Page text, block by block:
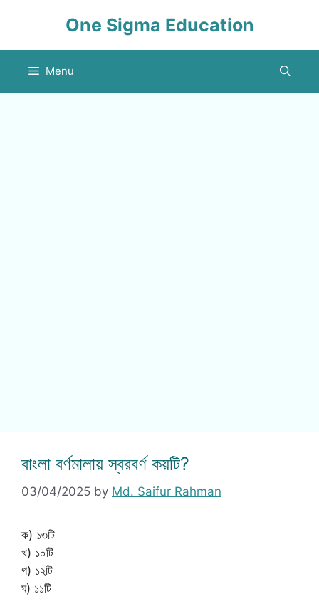
One Sigma Education
Menu
বাংলা বর্ণমালায় স্বরবর্ণ কয়টি?
03/04/2025 by Md. Saifur Rahman
ক) ১৩টি
খ) ১০টি
গ) ১২টি
ঘ) ১১টি